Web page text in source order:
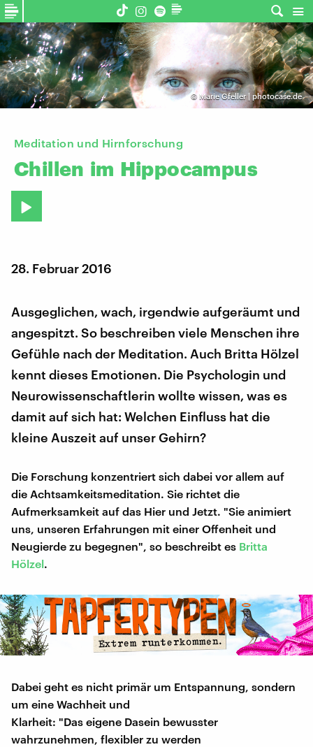
© Marie Gfeller | photocase.de
Meditation und Hirnforschung
Chillen im Hippocampus
28. Februar 2016
Ausgeglichen, wach, irgendwie aufgeräumt und
angespitzt. So beschreiben viele Menschen ihre
Gefühle nach der Meditation. Auch Britta Hölzel
kennt dieses Emotionen. Die Psychologin und
Neurowissenschaftlerin wollte wissen, was es
damit auf sich hat: Welchen Einfluss hat die
kleine Auszeit auf unser Gehirn?
Die Forschung konzentriert sich dabei vor allem auf
die Achtsamkeitsmeditation. Sie richtet die
Aufmerksamkeit auf das Hier und Jetzt. "Sie animiert
uns, unseren Erfahrungen mit einer Offenheit und
Neugierde zu begegnen", so beschreibt es Britta
Hölzel.
Dabei geht es nicht primär um Entspannung, sondern
um eine Wachheit und
Klarheit: "Das eigene Dasein bewusster
wahrzunehmen, flexibler zu werden